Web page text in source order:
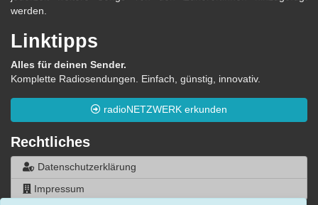
werden.
Linktipps
Alles für deinen Sender.
Komplette Radiosendungen. Einfach, günstig, innovativ.
radioNETZWERK erkunden
Rechtliches
Datenschutzerklärung
Impressum